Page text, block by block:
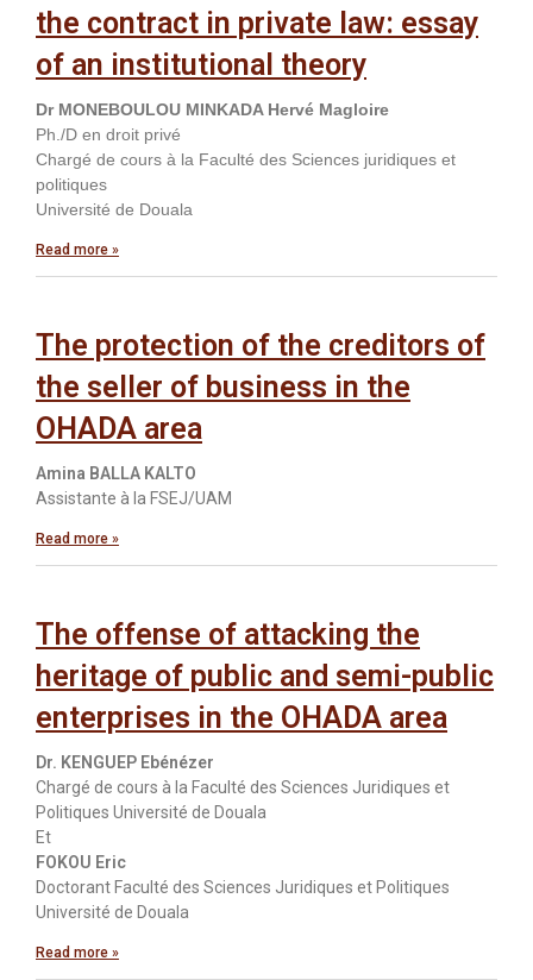
the contract in private law: essay
of an institutional theory
Dr MONEBOULOU MINKADA Hervé Magloire
Ph./D en droit privé
Chargé de cours à la Faculté des Sciences juridiques et
politiques
Université de Douala
Read more »
The protection of the creditors of
the seller of business in the
OHADA area
Amina BALLA KALTO
Assistante à la FSEJ/UAM
Read more »
The offense of attacking the
heritage of public and semi-public
enterprises in the OHADA area
Dr. KENGUEP Ebénézer
Chargé de cours à la Faculté des Sciences Juridiques et
Politiques Université de Douala
Et
FOKOU Eric
Doctorant Faculté des Sciences Juridiques et Politiques
Université de Douala
Read more »